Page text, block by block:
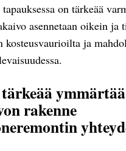
on tärkeää
asennetaan oikein ja
kosteusvaurioilta ja
ymmärtää
rakenne